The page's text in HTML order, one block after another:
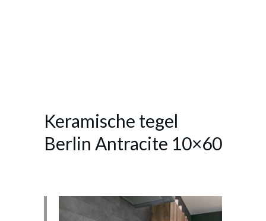
Keramische tegel
Berlin Antracite 10×60